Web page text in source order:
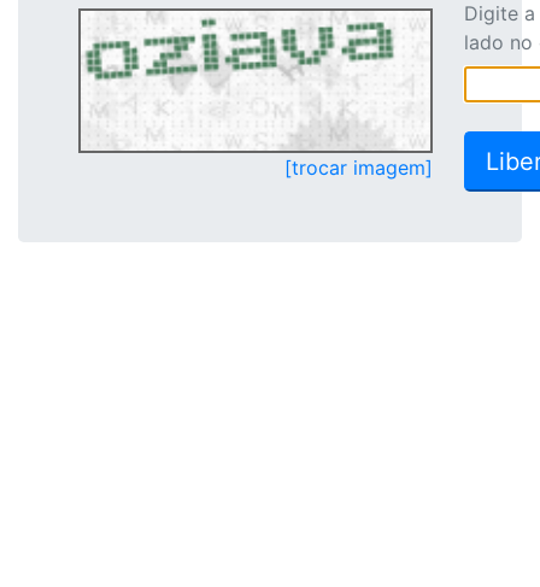
[trocar imagem]
Digite
lado no